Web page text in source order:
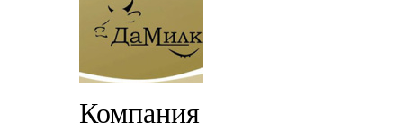
Компания